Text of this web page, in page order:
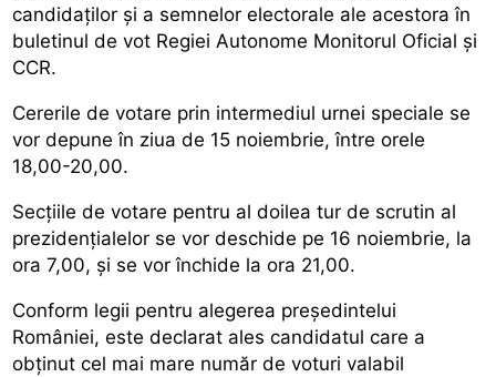
candidaților și a semnelor electorale ale acestora în
buletinul de vot Regiei Autonome Monitorul Oficial și
CCR.
Cererile de votare prin intermediul urnei speciale se
vor depune în ziua de 15 noiembrie, între orele
18,00-20,00.
Secțiile de votare pentru al doilea tur de scrutin al
prezidențialelor se vor deschide pe 16 noiembrie, la
ora 7,00, și se vor închide la ora 21,00.
Conform legii pentru alegerea președintelui
României, este declarat ales candidatul care a
obținut cel mai mare număr de voturi valabil